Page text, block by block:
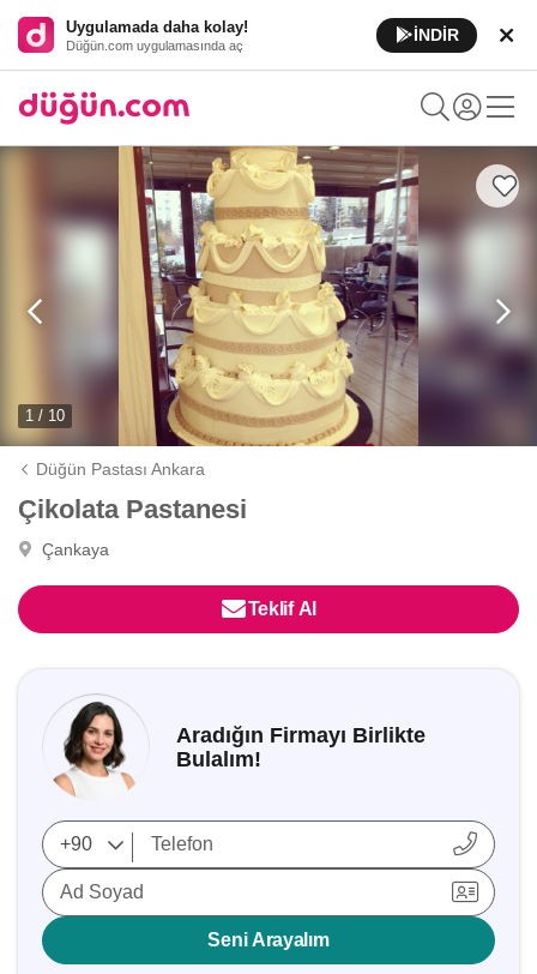
Uygulamada daha kolay!
Düğün.com uygulamasında aç
İNDİR
1 / 10
Düğün Pastası Ankara
Çikolata Pastanesi
Çankaya
Teklif Al
Aradığın Firmayı Birlikte
Bulalım!
Ad Soyad
Seni Arayalım